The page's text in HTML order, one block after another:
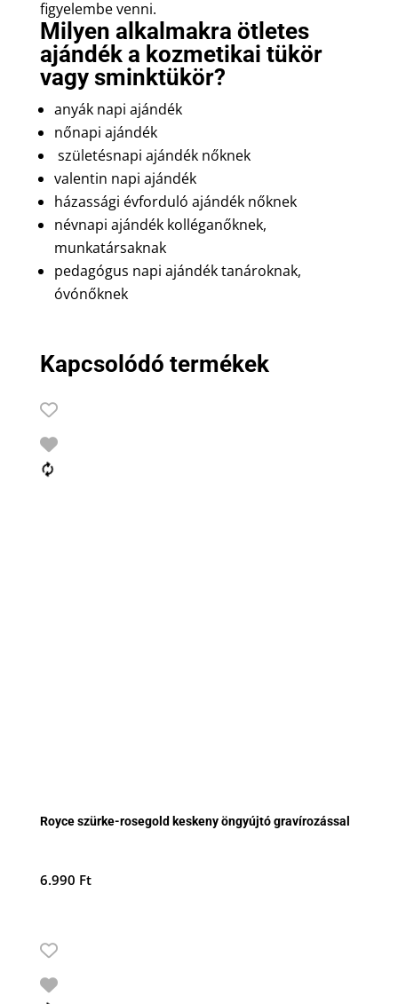
figyelembe venni.
Milyen alkalmakra ötletes
ajándék a kozmetikai tükör
vagy sminktükör?
anyák napi ajándék
nőnapi ajándék
születésnapi ajándék nőknek
valentin napi ajándék
házassági évforduló ajándék nőknek
névnapi ajándék kolléganőknek,
munkatársaknak
pedagógus napi ajándék tanároknak,
óvónőknek
Kapcsolódó termékek
Royce szürke-rosegold keskeny öngyújtó gravírozással
6.990 Ft